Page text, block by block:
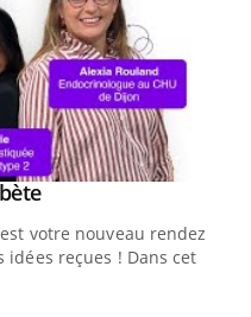
Youtube
votre nouveau rendez-
reçues ! Dans cet
le bien être global
de la qualité de vie au
Régis Blugeon,